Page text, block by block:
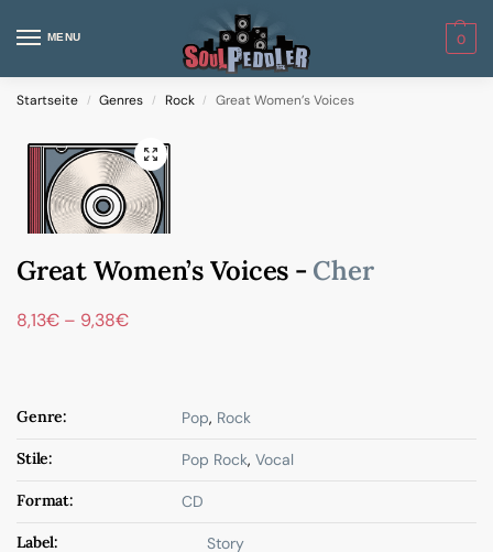
MENU 0
Startseite / Genres / Rock / Great Women’s Voices
Great Women’s Voices - Cher
8,13€ – 9,38€
Genre: Pop, Rock
Stile: Pop Rock, Vocal
Format: CD
Label: Story